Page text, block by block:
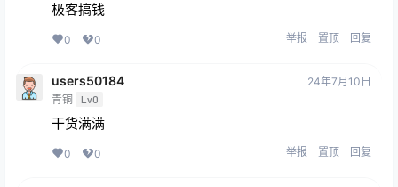
极客搞钱
0 0 举报 置顶 回复
users50184
青铜 Lv0
24年7月10日
干货满满
0 0 举报 置顶 回复